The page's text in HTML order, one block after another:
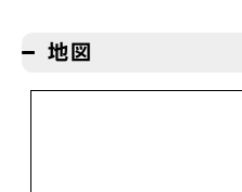
地図